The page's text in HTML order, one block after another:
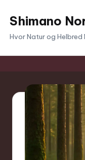
SkipShimano
Hvor Natur og Helbred